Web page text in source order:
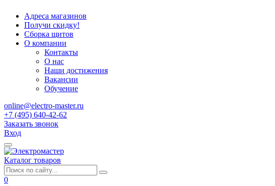
Адреса магазинов
Получи скидку!
Сборка щитов
О компании
Контакты
О нас
Наши достижения
Вакансии
Обучение
online@electro-master.ru
+7 (495) 640-42-62
Заказать звонок
Вход
Каталог товаров
0